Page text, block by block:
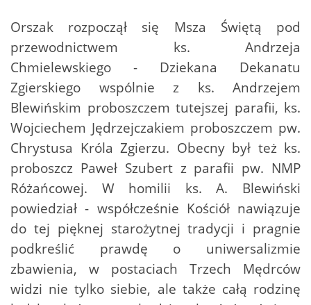
Orszak rozpoczął się Msza Świętą pod
przewodnictwem ks. Andrzeja
Chmielewskiego - Dziekana Dekanatu
Zgierskiego wspólnie z ks. Andrzejem
Blewińskim proboszczem tutejszej parafii, ks.
Wojciechem Jędrzejczakiem proboszczem pw.
Chrystusa Króla Zgierzu. Obecny był też ks.
proboszcz Paweł Szubert z parafii pw. NMP
Różańcowej. W homilii ks. A. Blewiński
powiedział - współcześnie Kościół nawiązuje
do tej pięknej starożytnej tradycji i pragnie
podkreślić prawdę o uniwersalizmie
zbawienia, w postaciach Trzech Mędrców
widzi nie tylko siebie, ale także całą rodzinę